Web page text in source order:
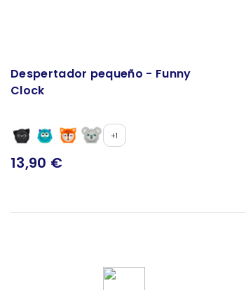
Despertador pequeño - Funny
Clock
+1
13,90 €